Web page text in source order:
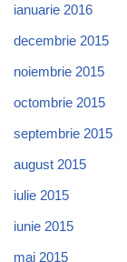
ianuarie 2016
decembrie 2015
noiembrie 2015
octombrie 2015
septembrie 2015
august 2015
iulie 2015
iunie 2015
mai 2015